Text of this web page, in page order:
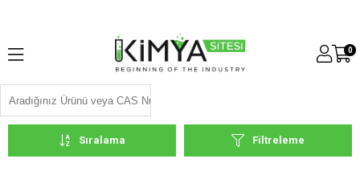
0
Filtreleme
Sıralama